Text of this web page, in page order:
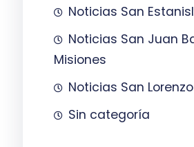
Noticias San
Noticias San Juan
Misiones
Noticias San Lorenzo
Sin categoría